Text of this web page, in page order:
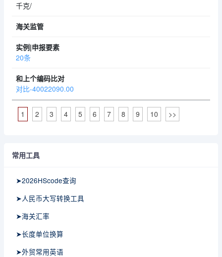
千克/
20条
对比-40022090.00
1 2 3 4 5 6 7 8 9 10 >>
常用工具
➤2026HScode查询
➤人民币大写转换工具
➤海关汇率
➤长度单位换算
➤外贸常用英语